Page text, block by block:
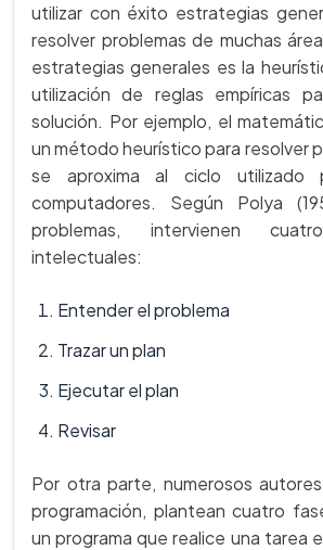
utilizar con éxito estrategias
resolver problemas de muchas
estrategias generales es la
utilización de reglas empíricas
solución. Por ejemplo, el
un método heurístico para resolver
se aproxima al ciclo utilizado
computadores. Según Polya
problemas, intervienen
intelectuales:
Entender el problema
Trazar un plan
Ejecutar el plan
Revisar
Por otra parte, numerosos
programación, plantean cuatro
un programa que realice una tarea